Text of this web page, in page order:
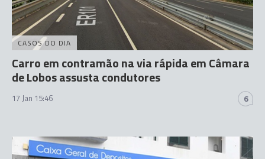
CASOS DO DIA
Carro em contramão na via rápida em Câmara
de Lobos assusta condutores
17 Jan 15:46 6